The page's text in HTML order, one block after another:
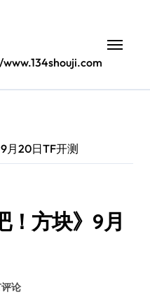
月20日TF开测
！方块》9月
论